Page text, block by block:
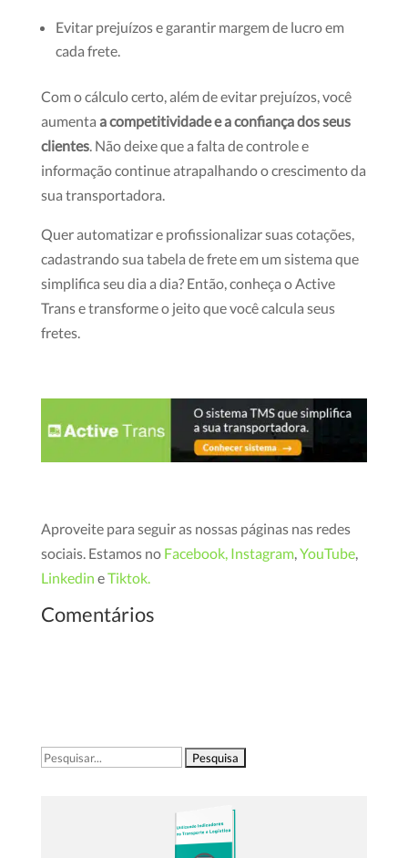
Evitar prejuízos e garantir margem de lucro em
cada frete.
Com o cálculo certo, além de evitar prejuízos, você
aumenta a competitividade e a confiança dos seus
clientes. Não deixe que a falta de controle e
informação continue atrapalhando o crescimento da
sua transportadora.
Quer automatizar e profissionalizar suas cotações,
cadastrando sua tabela de frete em um sistema que
simplifica seu dia a dia? Então, conheça o Active
Trans e transforme o jeito que você calcula seus
fretes.
Aproveite para seguir as nossas páginas nas redes
sociais. Estamos no Facebook, Instagram, YouTube,
Linkedin eTiktok.
Comentários
Pesquisar